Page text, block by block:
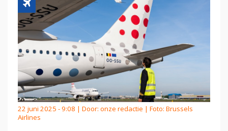
22 juni 2025 - 9:08 | Door: onze redactie | Foto: Brussels
Airlines